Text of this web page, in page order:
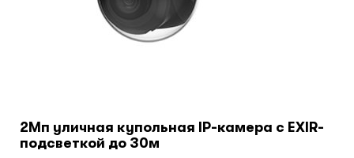
Сетевое оборудование
Климатический шкафы
2Мп уличная купольная IP-камера с EXIR-
подсветкой до 30м